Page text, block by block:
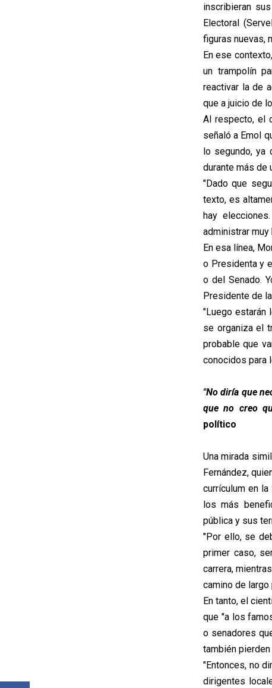
inscribieran
Electoral
figuras nuevas,
En ese
un trampolín
reactivar la de
que a juicio de
Al respecto, el
señaló a Emol
lo segundo, ya
durante más de
"Dado que
texto, es
hay
administrar muy
En esa línea,
o Presidenta y
o del Senado.
Presidente de
"Luego
se organiza el
probable que
conocidos para
"No diría que
que no creo
político
Una mirada
Fernández,
currículum en
los más
pública y sus
"Por ello, se
primer caso,
carrera,
camino de largo
En tanto, el
que "a los
o senadores
también pierden
"Entonces, no
dirigentes